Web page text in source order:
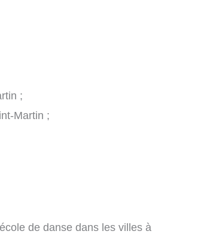
;
Martin ;
de danse dans les villes à